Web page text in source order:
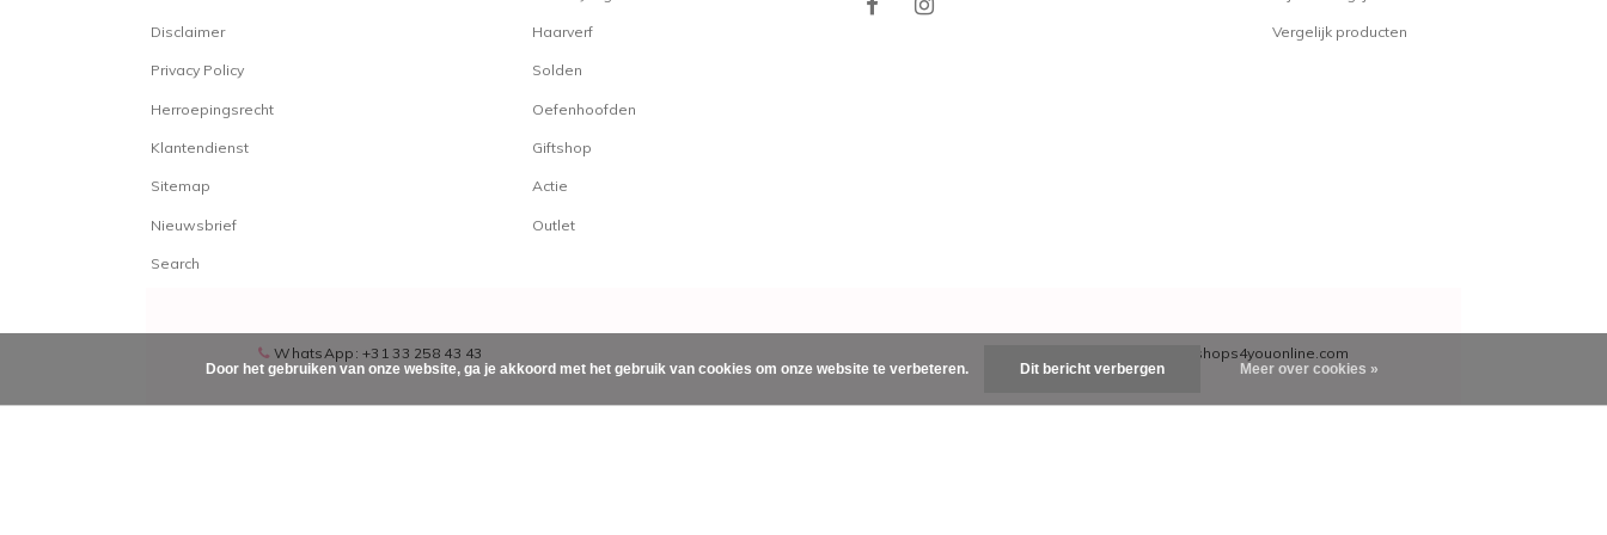
De Lisap Skin-Calming producten bestaan uit een
Disclaimer
Privacy Policy
Herroepingsrecht
Klantendienst
Sitemap
Nieuwsbrief
Search
Haarverf
Solden
Oefenhoofden
Giftshop
Actie
Outlet
Vergelijk producten
WhatsApp: +31 33 258 43 43 customercare@shops4youonline.com
Door het gebruiken van onze website, ga je akkoord met het gebruik van cookies om onze website te verbeteren. Dit bericht verbergen Meer over cookies »